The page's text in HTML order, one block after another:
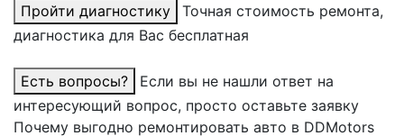
Пройти диагностику
Точная стоимость ремонта,
диагностика для Вас бесплатная
Есть вопросы?
Если вы не нашли ответ на
интересующий вопрос, просто оставьте заявку
Почему выгодно ремонтировать авто в DDMotors